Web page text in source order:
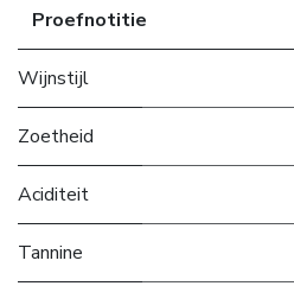
Proefnotitie
Wijnstijl
Zoetheid
Aciditeit
Tannine